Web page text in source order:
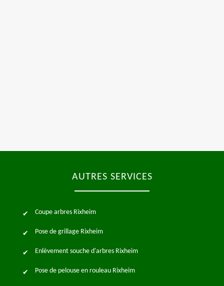
AUTRES SERVICES
Coupe arbres Rixheim
Pose de grillage Rixheim
Enlèvement souche d'arbres Rixheim
Pose de pelouse en rouleau Rixheim